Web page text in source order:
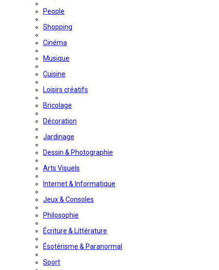
People
Shopping
Cinéma
Musique
Cuisine
Loisirs créatifs
Bricolage
Décoration
Jardinage
Dessin & Photographie
Arts Visuels
Internet & Informatique
Jeux & Consoles
Philosophie
Écriture & Littérature
Ésotérisme & Paranormal
Sport